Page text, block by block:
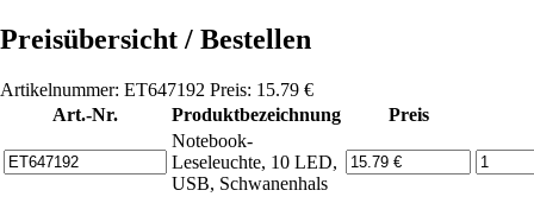
Preisübersicht / Bestellen
Artikelnummer: ET647192 Preis: 15.79 €
Art.-Nr.
Produktbezeichnung
Preis
Notebook-
Leseleuchte, 10 LED,
USB, Schwanenhals